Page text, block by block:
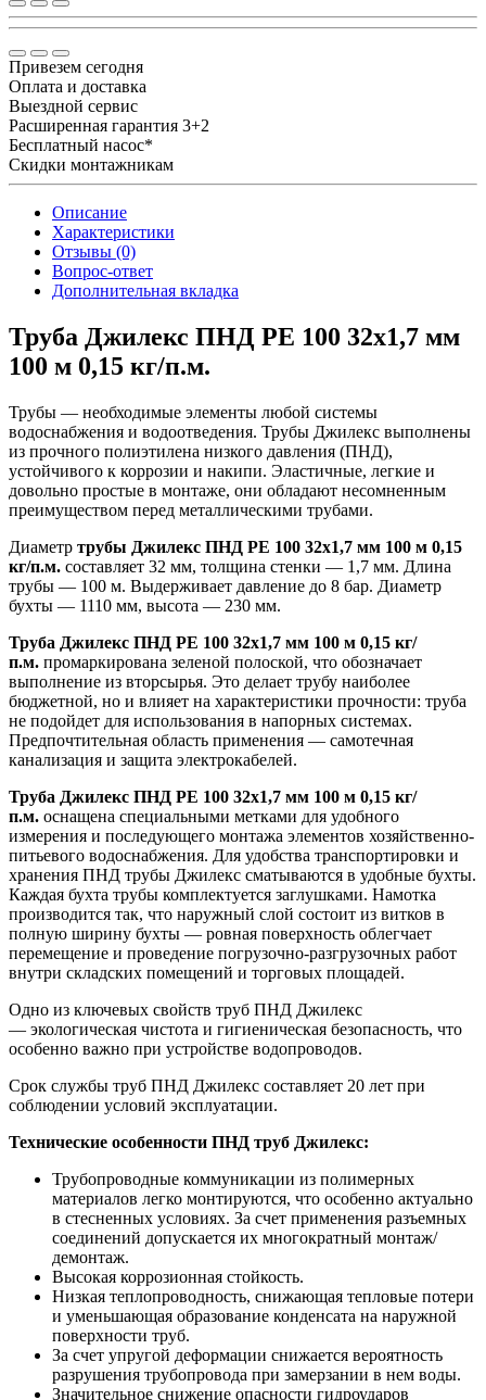
Привезем сегодня
Оплата и доставка
Выездной сервис
Расширенная гарантия 3+2
Бесплатный насос*
Скидки монтажникам
Описание
Характеристики
Отзывы (0)
Вопрос-ответ
Дополнительная вкладка
Труба Джилекс ПНД PE 100 32х1,7 мм
100 м 0,15 кг/п.м.
Трубы — необходимые элементы любой системы
водоснабжения и водоотведения. Трубы Джилекс выполнены
из прочного полиэтилена низкого давления (ПНД),
устойчивого к коррозии и накипи. Эластичные, легкие и
довольно простые в монтаже, они обладают несомненным
преимуществом перед металлическими трубами.
Диаметр трубы Джилекс ПНД PE 100 32х1,7 мм 100 м 0,15
кг/п.м. составляет 32 мм, толщина стенки — 1,7 мм. Длина
трубы — 100 м. Выдерживает давление до 8 бар. Диаметр
бухты — 1110 мм, высота — 230 мм.
Труба Джилекс ПНД PE 100 32х1,7 мм 100 м 0,15 кг/
п.м. промаркирована зеленой полоской, что обозначает
выполнение из вторсырья. Это делает трубу наиболее
бюджетной, но и влияет на характеристики прочности: труба
не подойдет для использования в напорных системах.
Предпочтительная область применения — самотечная
канализация и защита электрокабелей.
Труба Джилекс ПНД PE 100 32х1,7 мм 100 м 0,15 кг/
п.м. оснащена специальными метками для удобного
измерения и последующего монтажа элементов хозяйственно-
питьевого водоснабжения. Для удобства транспортировки и
хранения ПНД трубы Джилекс сматываются в удобные бухты.
Каждая бухта трубы комплектуется заглушками. Намотка
производится так, что наружный слой состоит из витков в
полную ширину бухты — ровная поверхность облегчает
перемещение и проведение погрузочно-разгрузочных работ
внутри складских помещений и торговых площадей.
Одно из ключевых свойств труб ПНД Джилекс
— экологическая чистота и гигиеническая безопасность, что
особенно важно при устройстве водопроводов.
Срок службы труб ПНД Джилекс составляет 20 лет при
соблюдении условий эксплуатации.
Технические особенности ПНД труб Джилекс:
Трубопроводные коммуникации из полимерных
материалов легко монтируются, что особенно актуально
в стесненных условиях. За счет применения разъемных
соединений допускается их многократный монтаж/
демонтаж.
Высокая коррозионная стойкость.
Низкая теплопроводность, снижающая тепловые потери
и уменьшающая образование конденсата на наружной
поверхности труб.
За счет упругой деформации снижается вероятность
разрушения трубопровода при замерзании в нем воды.
Значительное снижение опасности гидроударов